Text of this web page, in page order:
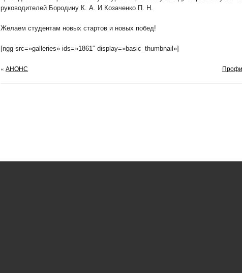
руководителей Бородину К. А. И Козаченко П. Н.
Желаем студентам новых стартов и новых побед!
[ngg src=»galleries» ids=»1861″ display=»basic_thumbnail»]
« АНОНС